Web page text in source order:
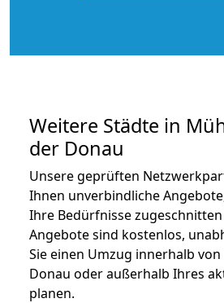
Weitere Städte in
der Donau
Unsere geprüften
Ihnen unverbindliche
Ihre Bedürfnisse
Angebote sind kostenlos,
Sie einen Umzug innerhalb
Donau oder außerhalb Ihres
planen.